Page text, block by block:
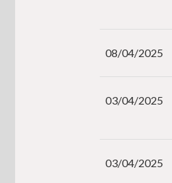
08/04/2025
03/04/2025
03/04/2025